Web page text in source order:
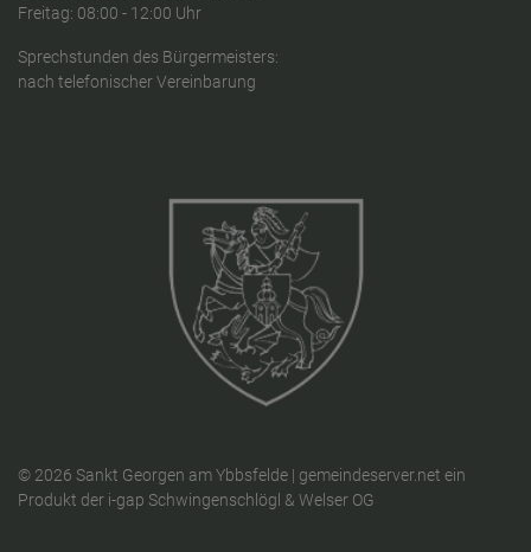
Freitag: 08:00 - 12:00 Uhr
Sprechstunden des Bürgermeisters:
nach telefonischer Vereinbarung
© 2026 Sankt Georgen am Ybbsfelde | gemeindeserver.net ein
Produkt der i-gap Schwingenschlögl & Welser OG